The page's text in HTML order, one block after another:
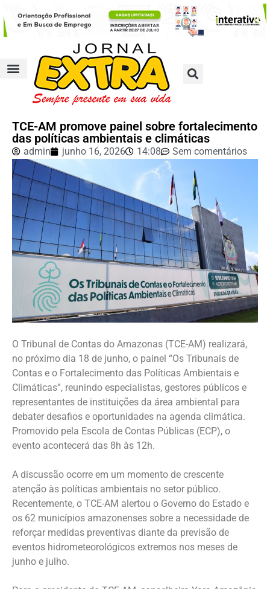
TCE-AM promove painel sobre fortalecimento
das políticas ambientais e climáticas
admin junho 16, 2026 14:08 Sem comentários
O Tribunal de Contas do Amazonas (TCE-AM) realizará,
no próximo dia 18 de junho, o painel “Os Tribunais de
Contas e o Fortalecimento das Políticas Ambientais e
Climáticas”, reunindo especialistas, gestores públicos e
representantes de instituições da área ambiental para
debater desafios e oportunidades na agenda climática.
Promovido pela Escola de Contas Públicas (ECP), o
evento acontecerá das 8h às 12h.
A discussão ocorre em um momento de crescente
atenção às políticas ambientais no setor público.
Recentemente, o TCE-AM alertou o Governo do Estado e
os 62 municípios amazonenses sobre a necessidade de
reforçar medidas preventivas diante da previsão de
eventos hidrometeorológicos extremos nos meses de
junho e julho.